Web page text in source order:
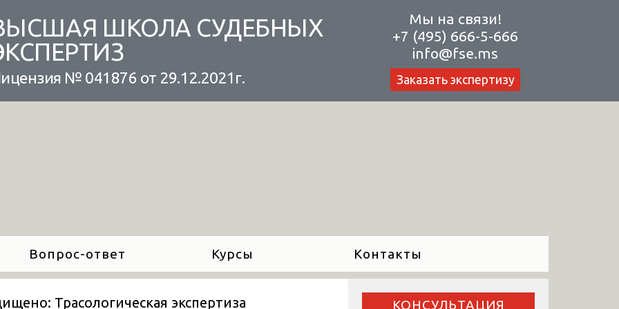
ШКОЛА СУДЕБНЫХ
№ 041876 от 29.12.2021г.
Мы на связи!
+7 (495) 666-5-666
info@fse.ms
Заказать экспертизу
Вопрос-ответ Курсы Контакты
Трасологическая экспертиза КОНСУЛЬТАЦИЯ